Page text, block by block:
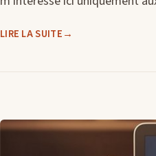
LIRE LA SUITE